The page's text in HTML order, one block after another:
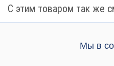
С этим товаром так же
Мы в